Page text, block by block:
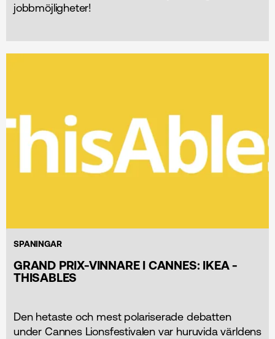
jobbmöjligheter!
SPANINGAR
GRAND PRIX-VINNARE I CANNES: IKEA -
THISABLES
Den hetaste och mest polariserade debatten
under Cannes Lionsfestivalen var huruvida världens